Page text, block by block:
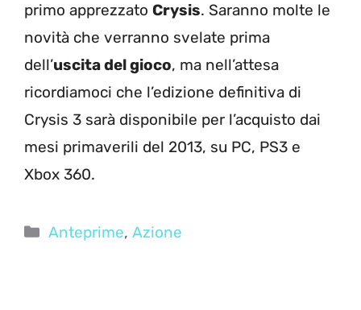
primo apprezzato Crysis. Saranno molte le
novità che verranno svelate prima
dell’uscita del gioco, ma nell’attesa
ricordiamoci che l’edizione definitiva di
Crysis 3 sarà disponibile per l’acquisto dai
mesi primaverili del 2013, su PC, PS3 e
Xbox 360.
Categorie
Anteprime,Azione